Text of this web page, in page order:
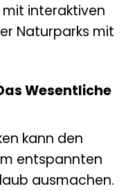
mit interaktiven
Naturparks mit
Wesentliche
kann den
entspannten
ausmachen.